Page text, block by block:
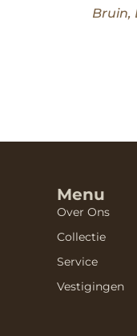
Bruin,
Menu
Over Ons
Collectie
Service
Vestigingen